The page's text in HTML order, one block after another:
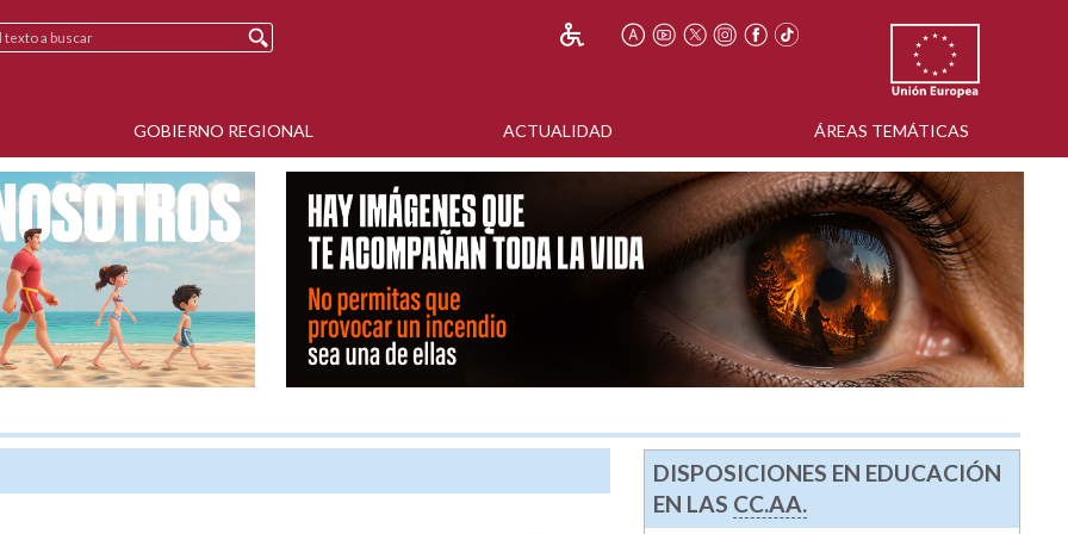
GOBIERNO REGIONAL ACTUALIDAD ÁREAS TEMÁTICAS
DISPOSICIONES EN EDUCACIÓN
EN LAS CC.AA.